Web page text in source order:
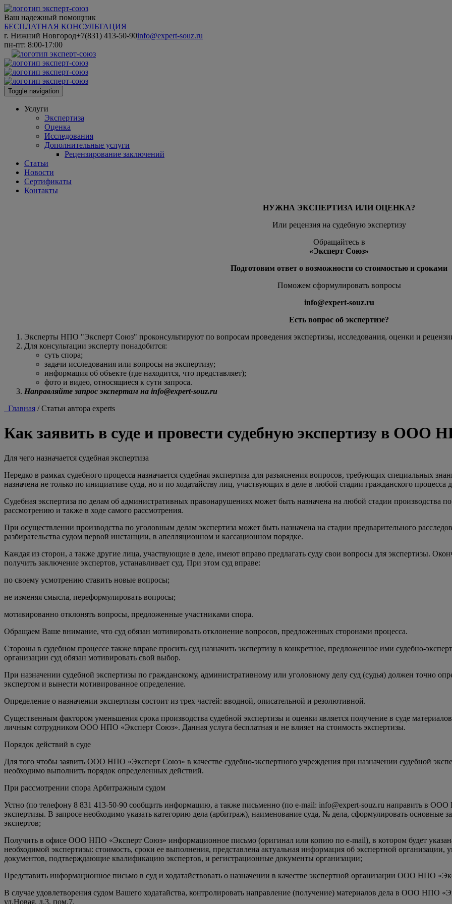
Ваш надежный помощник
БЕСПЛАТНАЯ КОНСУЛЬТАЦИЯ
г. Нижний Новгород+7(831) 413-50-90info@expert-souz.ru
пн-пт: 8:00-17:00
Toggle navigation
Услуги
Экспертиза
Оценка
Исследования
Дополнительные услуги
Рецензирование заключений
Статьи
Новости
Сертификаты
Контакты
НУЖНА ЭКСПЕРТИЗА ИЛИ ОЦЕНКА?
Или рецензия на судебную экспертизу
Обращайтесь в
«Эксперт Союз»
Подготовим ответ о возможности со стоимостью и сроками
Поможем сформулировать вопросы
info@expert-souz.ru
Есть вопрос об экспертизе?
Эксперты НПО "Эксперт Союз" проконсультируют по вопросам проведения экспертизы, исследования, оценки и
Для консультации эксперту понадобится:
суть спора;
задачи исследования или вопросы на экспертизу;
информация об объекте (где находится, что представляет);
фото и видео, относящиеся к сути запроса.
Направляйте запрос экспертам на info@expert-souz.ru
Главная /Статьи автора experts
Как заявить в суде и провести судебную экспертизу в ООО
Для чего назначается судебная экспертиза
Нередко в рамках судебного процесса назначается судебная экспертиза для разъяснения вопросов, требующих специальных
назначена не только по инициативе суда, но и по ходатайству лиц, участвующих в деле в любой стадии гражданского процесса
Судебная экспертиза по делам об административных правонарушениях может быть назначена на любой стадии производства
рассмотрению и также в ходе самого рассмотрения.
При осуществлении производства по уголовным делам экспертиза может быть назначена на стадии предварительного
разбирательства судом первой инстанции, в апелляционном и кассационном порядке.
Каждая из сторон, а также другие лица, участвующие в деле, имеют вправо предлагать суду свои вопросы для экспертизы.
получить заключение экспертов, устанавливает суд. При этом суд вправе:
по своему усмотрению ставить новые вопросы;
не изменяя смысла, переформулировать вопросы;
мотивированно отклонять вопросы, предложенные участниками спора.
Обращаем Ваше внимание, что суд обязан мотивировать отклонение вопросов, предложенных сторонами процесса.
Стороны в судебном процессе также вправе просить суд назначить экспертизу в конкретное, предложенное ими судебно-
организации суд обязан мотивировать свой выбор.
При назначении судебной экспертизы по гражданскому, административному или уголовному делу суд (судья) должен точно
экспертом и вынести мотивированное определение.
Определение о назначении экспертизы состоит из трех частей: вводной, описательной и резолютивной.
Существенным фактором уменьшения срока производства судебной экспертизы и оценки является получение в суде
личным сотрудником ООО НПО «Эксперт Союз». Данная услуга бесплатная и не влияет на стоимость экспертизы.
Порядок действий в суде
Для того чтобы заявить ООО НПО «Эксперт Союз» в качестве судебно-экспертного учреждения при назначении судебной
необходимо выполнить порядок определенных действий.
При рассмотрении спора Арбитражным судом
Устно (по телефону 8 831 413-50-90 сообщить информацию, а также письменно (по e-mail: info@expert-souz.ru направить в
экспертизы. В запросе необходимо указать категорию дела (арбитраж), наименование суда, № дела, сформулировать основные
экспертов;
Получить в офисе ООО НПО «Эксперт Союз» информационное письмо (оригинал или копию по e-mail), в котором будет
необходимой экспертизы: стоимость, сроки ее выполнения, представлена актуальная информация об экспертной
документов, подтверждающие квалификацию экспертов, и регистрационные документы организации;
Представить информационное письмо в суд и ходатайствовать о назначении в качестве экспертной организации ООО НПО
В случае удовлетворения судом Вашего ходатайства, контролировать направление (получение) материалов дела в ООО НПО
ул.Новая, д.3, пом.7.